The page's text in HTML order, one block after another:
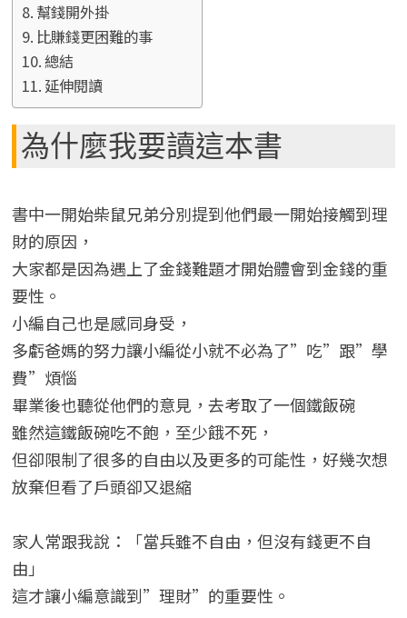
幫錢開外掛
比賺錢更困難的事
總結
延伸閱讀
為什麼我要讀這本書
書中一開始柴鼠兄弟分別提到他們最一開始接觸到理
財的原因，
大家都是因為遇上了金錢難題才開始體會到金錢的重
要性。
小編自己也是感同身受，
多虧爸媽的努力讓小編從小就不必為了”吃”跟”學
費”煩惱
畢業後也聽從他們的意見，去考取了一個鐵飯碗
雖然這鐵飯碗吃不飽，至少餓不死，
但卻限制了很多的自由以及更多的可能性，好幾次想
放棄但看了戶頭卻又退縮
家人常跟我說：「當兵雖不自由，但沒有錢更不自
由」
這才讓小編意識到”理財”的重要性。